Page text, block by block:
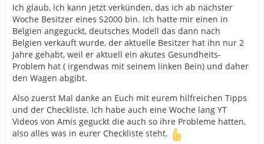
Ich glaub, ich kann jetzt verkünden, das ich ab nächster
Woche Besitzer eines S2000 bin. Ich hatte mir einen in
Belgien angeguckt, deutsches Modell das dann nach
Belgien verkauft wurde, der aktuelle Besitzer hat ihn nur 2
Jahre gehabt, weil er aktuell ein akutes Gesundheits-
Problem hat ( irgendwas mit seinem linken Bein) und daher
den Wagen abgibt.
Also zuerst Mal danke an Euch mit eurem hilfreichen Tipps
und der Checkliste. Ich habe auch eine Woche lang YT
Videos von Amis geguckt die auch so ihre Probleme hatten,
also alles was in eurer Checkliste steht.